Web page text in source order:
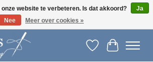
Verlanglijst
website te verbeteren. Is dat akkoord?
Ja
Nee
Meer over cookies »